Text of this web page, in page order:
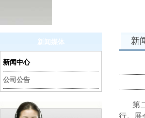
新闻媒体
新闻中心
公司公告
新
第
行。展